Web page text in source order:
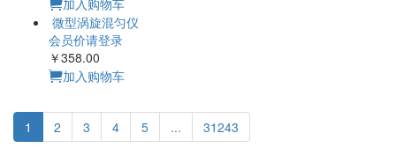
加入购物车
微型涡旋混匀仪
会员价请登录
￥358.00
加入购物车
1 2 3 4 5 ... 31243